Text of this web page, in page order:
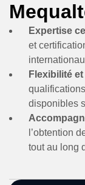
Expertise
et
Flexibilité
disponibles
l’obtention
tout au long